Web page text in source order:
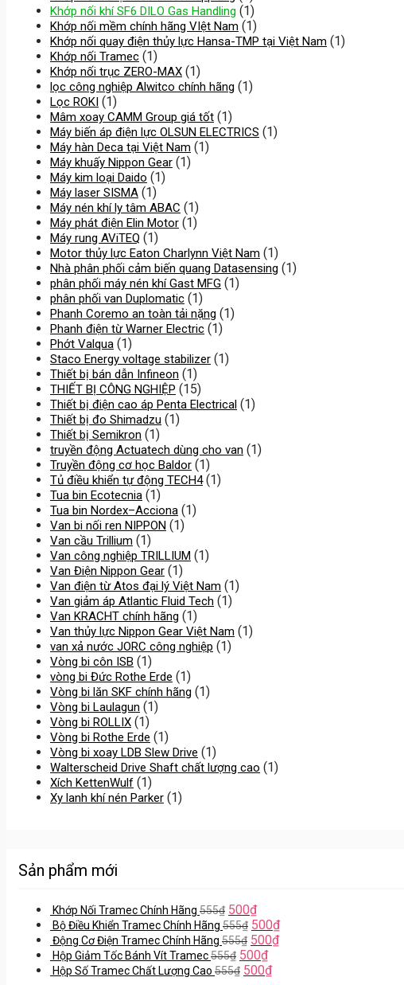
Khớp nối khí SF6 DILO Gas Handling (1)
Khớp nối mềm chính hãng VIệt Nam (1)
Khớp nối quay điện thủy lực Hansa-TMP tại Việt Nam (1)
Khớp nối Tramec (1)
Khớp nối trục ZERO-MAX (1)
lọc công nghiệp Alwitco chính hãng (1)
Lọc ROKI (1)
Mâm xoay CAMM Group giá tốt (1)
Máy biến áp điện lực OLSUN ELECTRICS (1)
Máy hàn Deca tại Việt Nam (1)
Máy khuấy Nippon Gear (1)
Máy kim loại Daido (1)
Máy laser SISMA (1)
Máy nén khí ly tâm ABAC (1)
Máy phát điện Elin Motor (1)
Máy rung AViTEQ (1)
Motor thủy lực Eaton Charlynn Việt Nam (1)
Nhà phân phối cảm biến quang Datasensing (1)
phân phối máy nén khí Gast MFG (1)
phân phối van Duplomatic (1)
Phanh Coremo an toàn tải nặng (1)
Phanh điện từ Warner Electric (1)
Phớt Valqua (1)
Staco Energy voltage stabilizer (1)
Thiết bị bán dẫn Infineon (1)
THIẾT BỊ CÔNG NGHIỆP (15)
Thiết bị điện cao áp Penta Electrical (1)
Thiết bị đo Shimadzu (1)
Thiết bị Semikron (1)
truyền động Actuatech dùng cho van (1)
Truyền động cơ học Baldor (1)
Tủ điều khiển tự động TECH4 (1)
Tua bin Ecotecnia (1)
Tua bin Nordex–Acciona (1)
Van bi nối ren NIPPON (1)
Van cầu Trillium (1)
Van công nghiệp TRILLIUM (1)
Van Điện Nippon Gear (1)
Van điện từ Atos đại lý Việt Nam (1)
Van giảm áp Atlantic Fluid Tech (1)
Van KRACHT chính hãng (1)
Van thủy lực Nippon Gear Việt Nam (1)
van xả nước JORC công nghiệp (1)
Vòng bi côn ISB (1)
vòng bi Đức Rothe Erde (1)
Vòng bi lăn SKF chính hãng (1)
Vòng bi Laulagun (1)
Vòng bi ROLLIX (1)
Vòng bi Rothe Erde (1)
Vòng bi xoay LDB Slew Drive (1)
Walterscheid Drive Shaft chất lượng cao (1)
Xích KettenWulf (1)
Xy lanh khí nén Parker (1)
Sản phẩm mới
Khớp Nối Tramec Chính Hãng 555₫ 500₫
Bộ Điều Khiển Tramec Chính Hãng 555₫ 500₫
Động Cơ Điện Tramec Chính Hãng 555₫ 500₫
Hộp Giảm Tốc Bánh Vít Tramec555₫ 500₫
Hộp Số Tramec Chất Lượng Cao 555₫ 500₫